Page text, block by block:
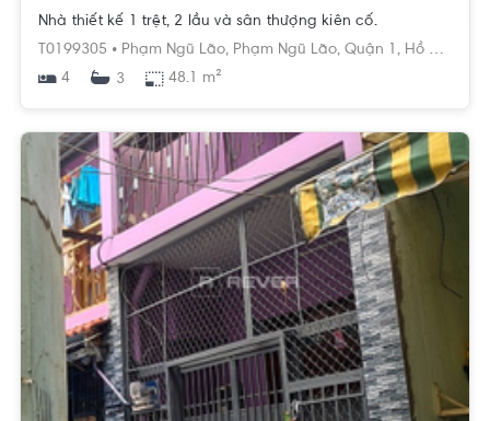
Nhà thiết kế 1 trệt, 2 lầu và sân thượng kiên cố.
T0199305 • Phạm Ngũ Lão, Phạm Ngũ Lão, Quận 1, Hồ Chí Minh
4
3 48.1 m²